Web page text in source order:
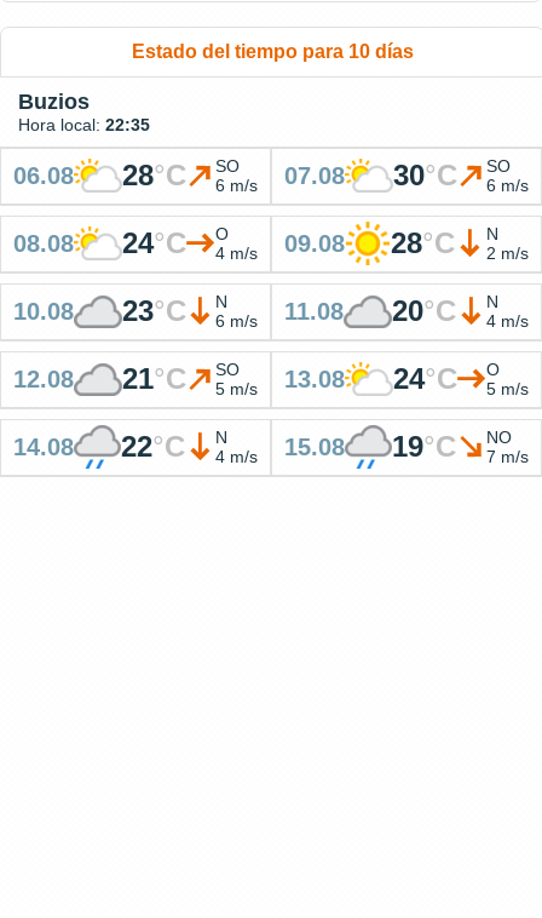
Estado del tiempo para 10 días
Buzios
Hora local: 22:35
06.08 28°C
SO
6 m/s
07.08 30°C
SO
6 m/s
08.08 24°C
O
4 m/s
09.08 28°C
N
2 m/s
10.08 23°C
N
6 m/s
11.08 20°C
N
4 m/s
12.08 21°C
SO
5 m/s
13.08 24°C
O
5 m/s
14.08 22°C
N
4 m/s
15.08 19°C
NO
7 m/s